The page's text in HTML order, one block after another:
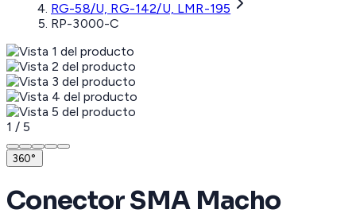
RG-58/U, RG-142/U, LMR-195
RP-3000-C
1 / 5
360°
Conector SMA Macho